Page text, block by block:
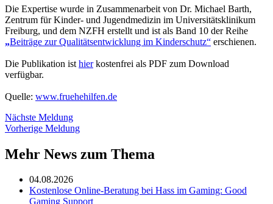
Die Expertise wurde in Zusammenarbeit von Dr. Michael Barth,
Zentrum für Kinder- und Jugendmedizin im Universitätsklinikum
Freiburg, und dem NZFH erstellt und ist als Band 10 der Reihe
„Beiträge zur Qualitätsentwicklung im Kinderschutz“ erschienen.
Die Publikation ist hierkostenfrei als PDF zum Download
verfügbar.
Quelle: www.fruehehilfen.de
Nächste Meldung
Vorherige Meldung
Mehr News zum Thema
04.08.2026
Kostenlose Online-Beratung bei Hass im Gaming: Good
Gaming Support